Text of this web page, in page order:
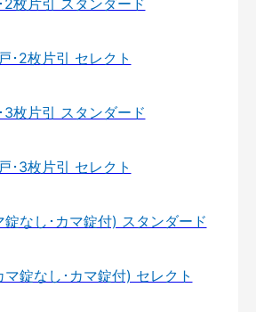
･2枚片引 セレクト
3枚片引 スタンダード
･3枚片引 セレクト
錠なし･カマ錠付) スタンダード
マ錠なし･カマ錠付) セレクト